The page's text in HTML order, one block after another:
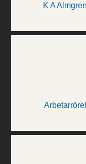
K A